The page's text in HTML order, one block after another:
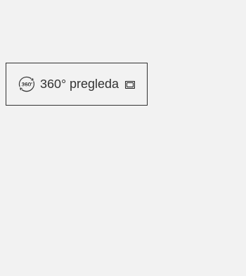
360° pregleda